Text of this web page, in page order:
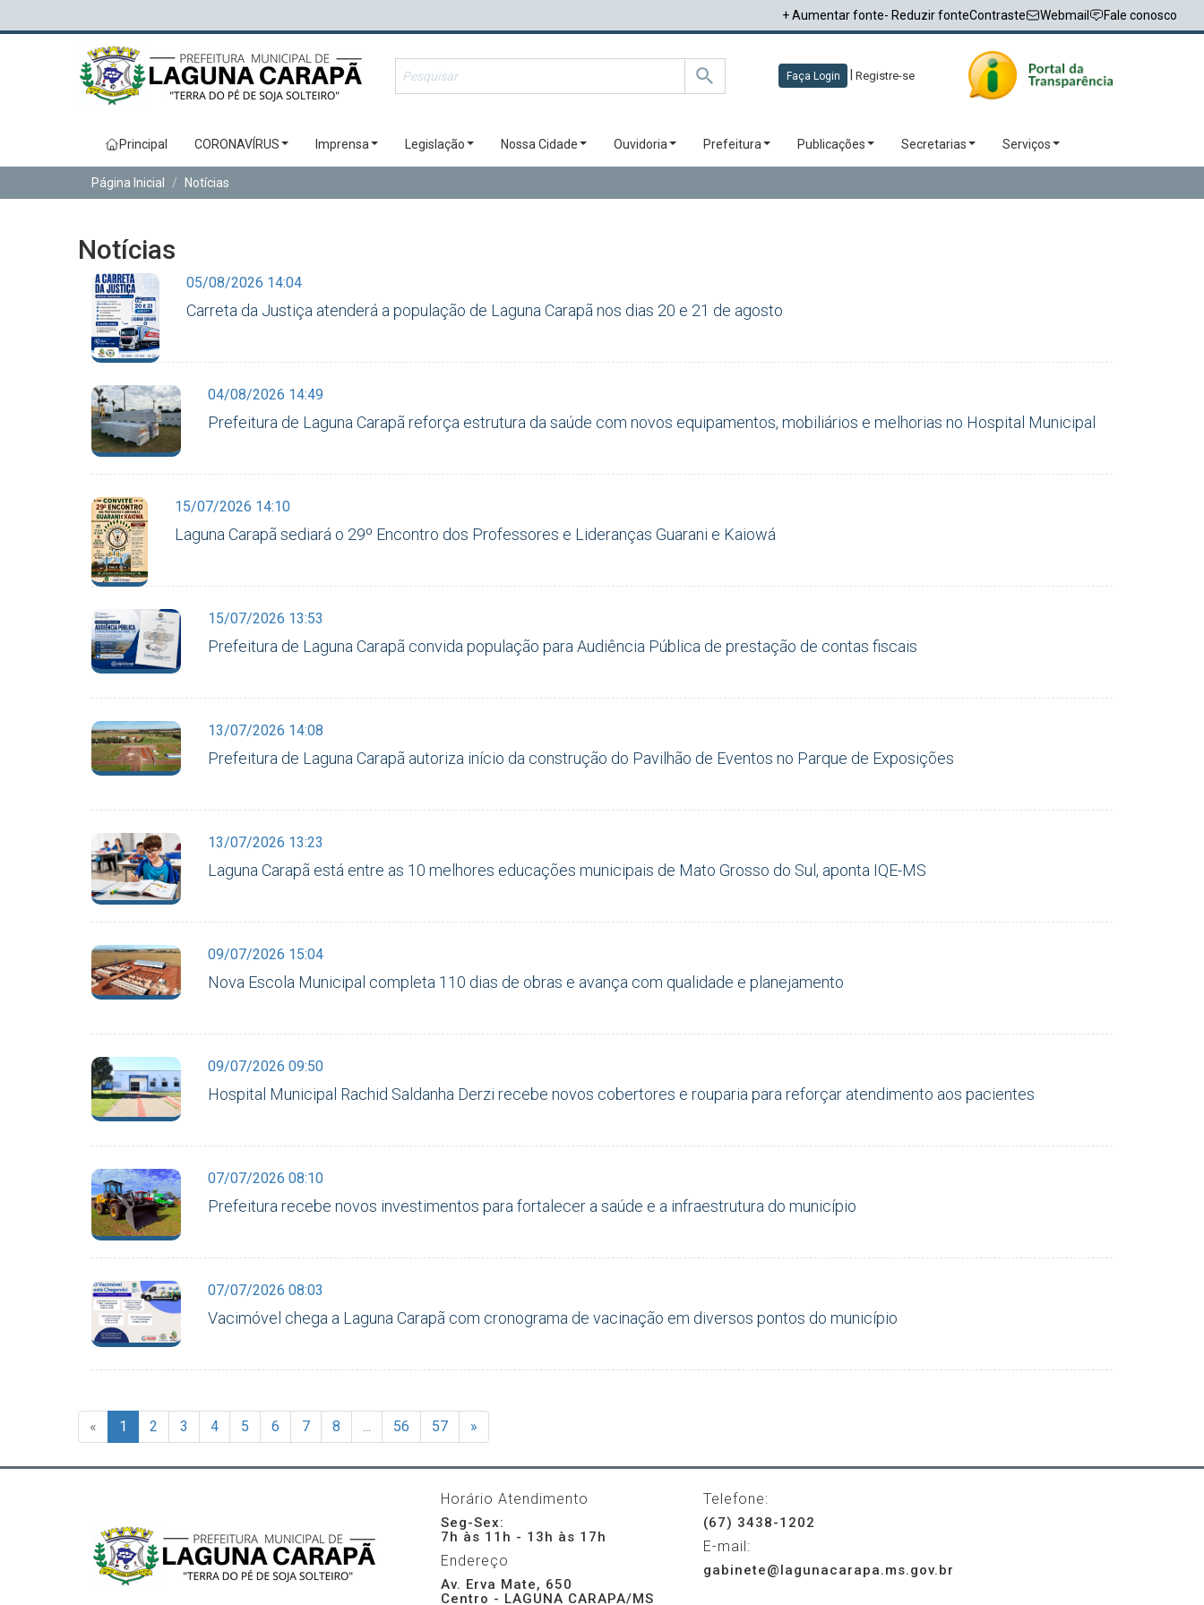
+ Aumentar fonte- Reduzir fonteContraste Webmail Fale conosco
Faça Login Registre-se
Principal CORONAVÍRUS Imprensa Legislação Nossa Cidade Ouvidoria Prefeitura Publicações Secretarias Serviços
Página Inicial Notícias
Notícias
05/08/2026 14:04
Carreta da Justiça atenderá a população de Laguna Carapã nos dias 20 e 21 de agosto
04/08/2026 14:49
Prefeitura de Laguna Carapã reforça estrutura da saúde com novos equipamentos, mobiliários e melhorias no Hospital Municipal
15/07/2026 14:10
Laguna Carapã sediará o 29º Encontro dos Professores e Lideranças Guarani e Kaiowá
15/07/2026 13:53
Prefeitura de Laguna Carapã convida população para Audiência Pública de prestação de contas fiscais
13/07/2026 14:08
Prefeitura de Laguna Carapã autoriza início da construção do Pavilhão de Eventos no Parque de Exposições
13/07/2026 13:23
Laguna Carapã está entre as 10 melhores educações municipais de Mato Grosso do Sul, aponta IQE-MS
09/07/2026 15:04
Nova Escola Municipal completa 110 dias de obras e avança com qualidade e planejamento
09/07/2026 09:50
Hospital Municipal Rachid Saldanha Derzi recebe novos cobertores e rouparia para reforçar atendimento aos pacientes
07/07/2026 08:10
Prefeitura recebe novos investimentos para fortalecer a saúde e a infraestrutura do município
07/07/2026 08:03
Vacimóvel chega a Laguna Carapã com cronograma de vacinação em diversos pontos do município
« 1 2 3 4 5 6 7 8 ... 56 57 »
Horário Atendimento
Seg-Sex:
7h às 11h - 13h às 17h
Endereço
Av. Erva Mate, 650
Centro - LAGUNA CARAPA/MS
Telefone:
(67) 3438-1202
E-mail:
gabinete@lagunacarapa.ms.gov.br